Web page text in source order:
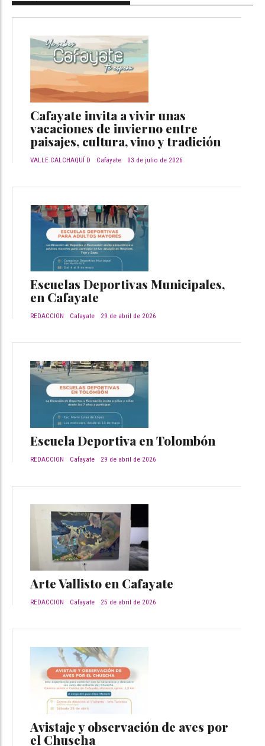
Cafayate invita a vivir unas
vacaciones de invierno entre
paisajes, cultura, vino y tradición
VALLE CALCHAQUÍ D Cafayate 03 de julio de 2026
Escuelas Deportivas Municipales,
en Cafayate
REDACCION Cafayate 29 de abril de 2026
Escuela Deportiva en Tolombón
REDACCION Cafayate 29 de abril de 2026
Arte Vallisto en Cafayate
REDACCION Cafayate 25 de abril de 2026
Avistaje y observación de aves por
el Chuscha